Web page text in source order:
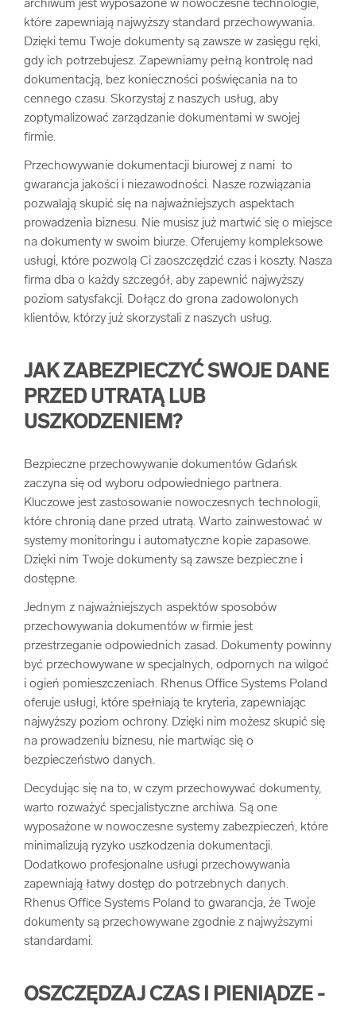
archiwum jest wyposażone w nowoczesne technologie,
które zapewniają najwyższy standard przechowywania.
Dzięki temu Twoje dokumenty są zawsze w zasięgu ręki,
gdy ich potrzebujesz. Zapewniamy pełną kontrolę nad
dokumentacją, bez konieczności poświęcania na to
cennego czasu. Skorzystaj z naszych usług, aby
zoptymalizować zarządzanie dokumentami w swojej
firmie.
Przechowywanie dokumentacji biurowej z nami to
gwarancja jakości i niezawodności. Nasze rozwiązania
pozwalają skupić się na najważniejszych aspektach
prowadzenia biznesu. Nie musisz już martwić się o miejsce
na dokumenty w swoim biurze. Oferujemy kompleksowe
usługi, które pozwolą Ci zaoszczędzić czas i koszty. Nasza
firma dba o każdy szczegół, aby zapewnić najwyższy
poziom satysfakcji. Dołącz do grona zadowolonych
klientów, którzy już skorzystali z naszych usług.
JAK ZABEZPIECZYĆ SWOJE DANE
PRZED UTRATĄ LUB
USZKODZENIEM?
Bezpieczne przechowywanie dokumentów Gdańsk
zaczyna się od wyboru odpowiedniego partnera.
Kluczowe jest zastosowanie nowoczesnych technologii,
które chronią dane przed utratą. Warto zainwestować w
systemy monitoringu i automatyczne kopie zapasowe.
Dzięki nim Twoje dokumenty są zawsze bezpieczne i
dostępne.
Jednym z najważniejszych aspektów sposobów
przechowywania dokumentów w firmie jest
przestrzeganie odpowiednich zasad. Dokumenty powinny
być przechowywane w specjalnych, odpornych na wilgoć
i ogień pomieszczeniach. Rhenus Office Systems Poland
oferuje usługi, które spełniają te kryteria, zapewniając
najwyższy poziom ochrony. Dzięki nim możesz skupić się
na prowadzeniu biznesu, nie martwiąc się o
bezpieczeństwo danych.
Decydując się na to, w czym przechowywać dokumenty,
warto rozważyć specjalistyczne archiwa. Są one
wyposażone w nowoczesne systemy zabezpieczeń, które
minimalizują ryzyko uszkodzenia dokumentacji.
Dodatkowo profesjonalne usługi przechowywania
zapewniają łatwy dostęp do potrzebnych danych.
Rhenus Office Systems Poland to gwarancja, że Twoje
dokumenty są przechowywane zgodnie z najwyższymi
standardami.
OSZCZĘDZAJ CZAS I PIENIĄDZE -